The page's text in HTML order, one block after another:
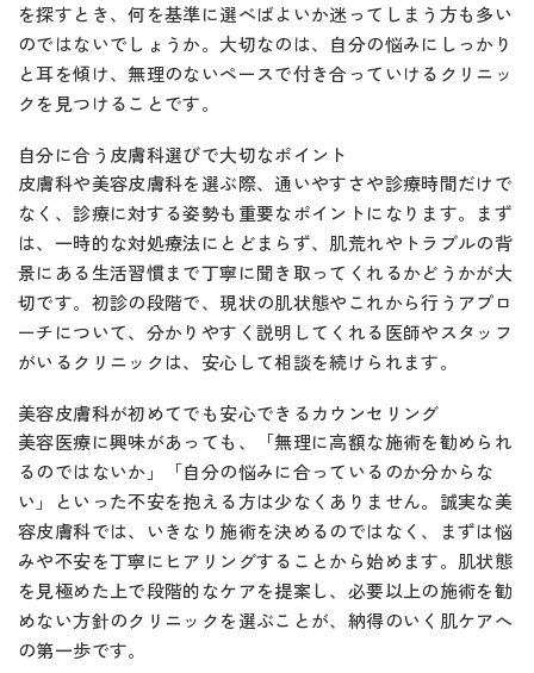
を探すとき、何を基準に選べばよいか迷ってしまう方も多い
のではないでしょうか。大切なのは、自分の悩みにしっかり
と耳を傾け、無理のないペースで付き合っていけるクリニッ
クを見つけることです。
自分に合う皮膚科選びで大切なポイント
皮膚科や美容皮膚科を選ぶ際、通いやすさや診療時間だけで
なく、診療に対する姿勢も重要なポイントになります。まず
は、一時的な対処療法にとどまらず、肌荒れやトラブルの背
景にある生活習慣まで丁寧に聞き取ってくれるかどうかが大
切です。初診の段階で、現状の肌状態やこれから行うアプロ
ーチについて、分かりやすく説明してくれる医師やスタッフ
がいるクリニックは、安心して相談を続けられます。
美容皮膚科が初めてでも安心できるカウンセリング
美容医療に興味があっても、「無理に高額な施術を勧められ
るのではないか」「自分の悩みに合っているのか分からな
い」といった不安を抱える方は少なくありません。誠実な美
容皮膚科では、いきなり施術を決めるのではなく、まずは悩
みや不安を丁寧にヒアリングすることから始めます。肌状態
を見極めた上で段階的なケアを提案し、必要以上の施術を勧
めない方針のクリニックを選ぶことが、納得のいく肌ケアへ
の第一歩です。